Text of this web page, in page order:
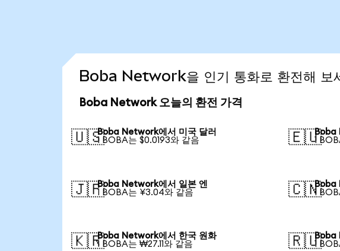
Boba Network을 인기 통화로 환전해 보
Boba Network 오늘의 환전 가격
🇺🇸Boba Network에서 미국 달러
1 BOBA는 $0.0193와 같음
🇪🇺Boba
1
🇯🇵Boba Network에서 일본 엔
1 BOBA는 ¥3.04와 같음
🇨🇳Boba
1
🇰🇷Boba Network에서 한국 원화
1 BOBA는 ₩27.11와 같음
🇷🇺Boba
1